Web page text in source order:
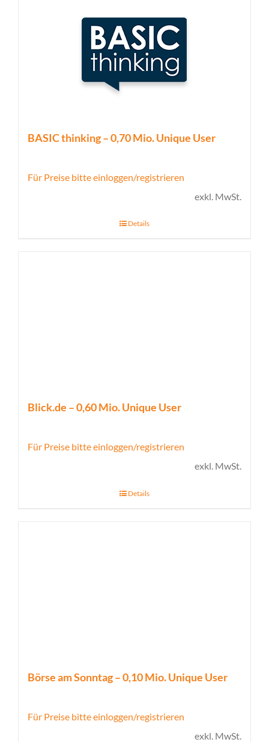
BASIC thinking – 0,70 Mio. Unique User
Für Preise bitte einloggen/registrieren
exkl. MwSt.
Details
Blick.de – 0,60 Mio. Unique User
Für Preise bitte einloggen/registrieren
exkl. MwSt.
Details
Börse am Sonntag – 0,10 Mio. Unique User
Für Preise bitte einloggen/registrieren
exkl. MwSt.